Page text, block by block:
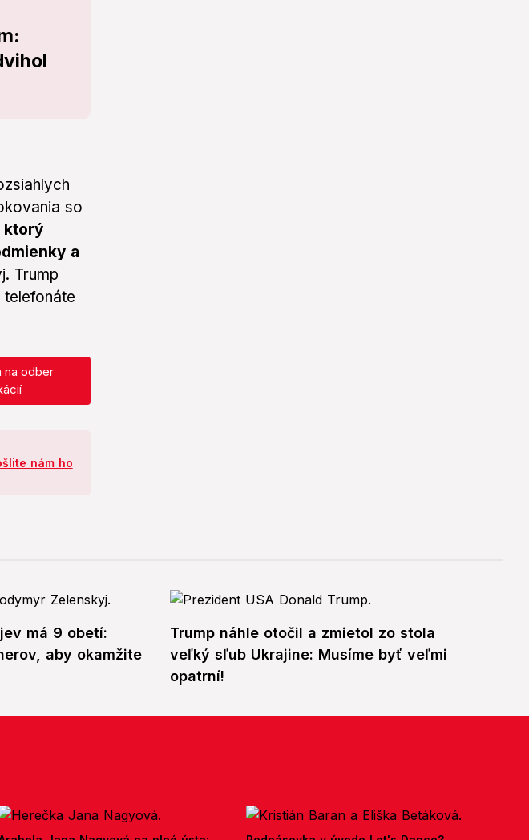
so
ktorý
a
Trump
na odber
nám ho
má 9 obetí:
aby okamžite
Trump náhle otočil a zmietol zo stola
veľký sľub Ukrajine: Musíme byť veľmi
opatrní!